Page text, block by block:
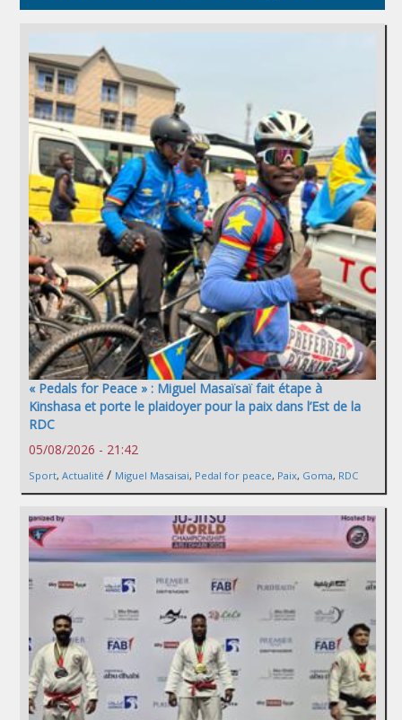
« Pedals for Peace » : Miguel Masaïsaï fait étape à
Kinshasa et porte le plaidoyer pour la paix dans l’Est de la
RDC
05/08/2026 - 21:42
Sport, Actualité / Miguel Masaisai, Pedal for peace, Paix, Goma, RDC